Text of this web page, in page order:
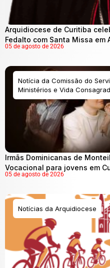
Arquidiocese de Curitiba
Fedalto com Santa Missa em
05 de agosto de 2026
Notícia da Comissão do
Ministérios e Vida
Irmãs Dominicanas de
Vocacional para jovens em
05 de agosto de 2026
Notícias da Arquidiocese